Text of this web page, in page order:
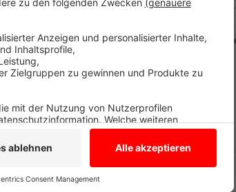
erst recht nicht. Im Pröbstinger Badesee gibt
unbesorgt schwimmen und baden. Der Aasee
Der ESB setzt große
erhöhen.